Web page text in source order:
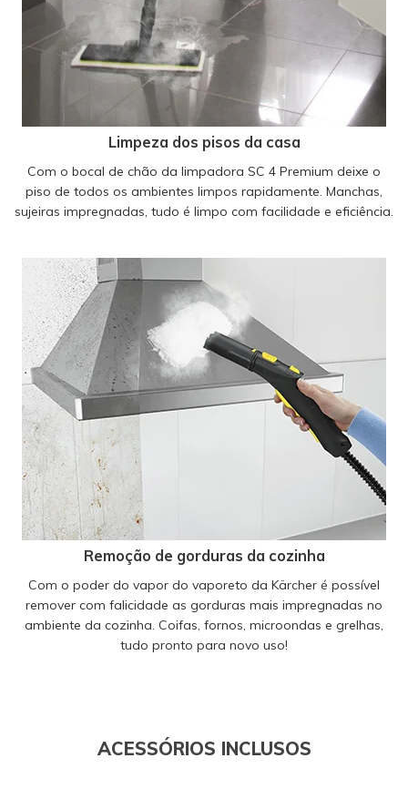
Limpeza dos pisos da casa
Com o bocal de chão da limpadora SC 4 Premium deixe o
piso de todos os ambientes limpos rapidamente. Manchas,
sujeiras impregnadas, tudo é limpo com facilidade e eficiência.
Remoção de gorduras da cozinha
Com o poder do vapor do vaporeto da Kärcher é possível
remover com falicidade as gorduras mais impregnadas no
ambiente da cozinha. Coifas, fornos, microondas e grelhas,
tudo pronto para novo uso!
ACESSÓRIOS INCLUSOS